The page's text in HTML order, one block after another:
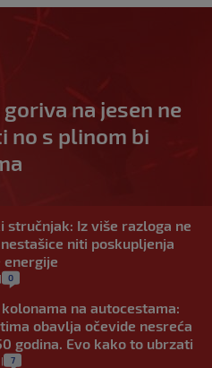
na jesen ne
no s plinom bi
stručnjak: Iz više razloga ne
niti poskupljenja
0
na autocestama:
obavlja očevide nesreća
godina. Evo kako to ubrzati
7